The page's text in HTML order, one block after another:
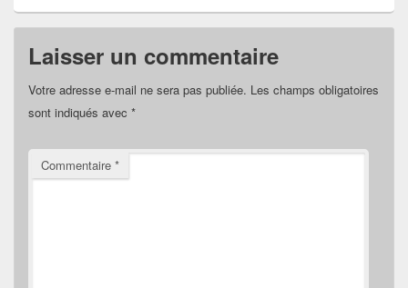
Laisser un commentaire
Votre adresse e-mail ne sera pas publiée. Les champs obligatoires
sont indiqués avec *
Commentaire *